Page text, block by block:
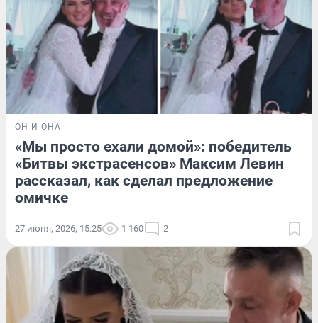
ОН И ОНА
«Мы просто ехали домой»: победитель
«Битвы экстрасенсов» Максим Левин
рассказал, как сделал предложение
омичке
27 июня, 2026, 15:25 1 160 2